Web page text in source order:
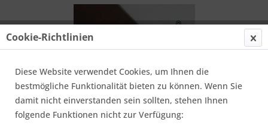
Cookie-Richtlinien
Diese Website verwendet Cookies, um Ihnen die
bestmögliche Funktionalität bieten zu können. Wenn Sie
damit nicht einverstanden sein sollten, stehen Ihnen
folgende Funktionen nicht zur Verfügung: